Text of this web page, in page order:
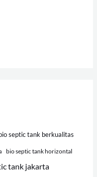
septic tank berkualitas
bio septic tank horizontal
tank jakarta